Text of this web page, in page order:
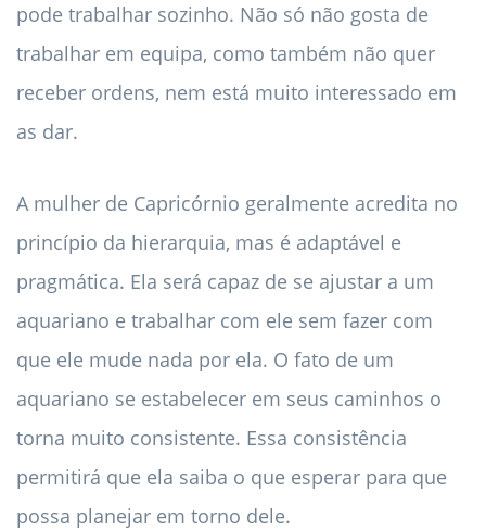
pode trabalhar sozinho. Não só não gosta de
trabalhar em equipa, como também não quer
receber ordens, nem está muito interessado em
as dar.
A mulher de Capricórnio geralmente acredita no
princípio da hierarquia, mas é adaptável e
pragmática. Ela será capaz de se ajustar a um
aquariano e trabalhar com ele sem fazer com
que ele mude nada por ela. O fato de um
aquariano se estabelecer em seus caminhos o
torna muito consistente. Essa consistência
permitirá que ela saiba o que esperar para que
possa planejar em torno dele.